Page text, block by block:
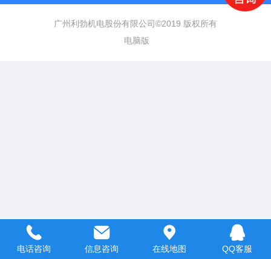
广州利勃机电股份有限公司©2019 版权所有
电脑版
电话咨询 信息咨询 在线地图 QQ客服